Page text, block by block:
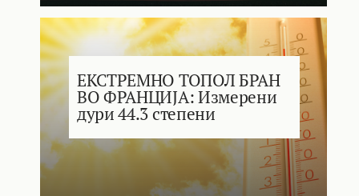
ЕКСТРЕМНО ТОПОЛ БРАН
ВО ФРАНЦИЈА: Измерени
дури 44.3 степени